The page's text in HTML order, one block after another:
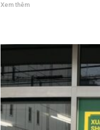
Xem thêm